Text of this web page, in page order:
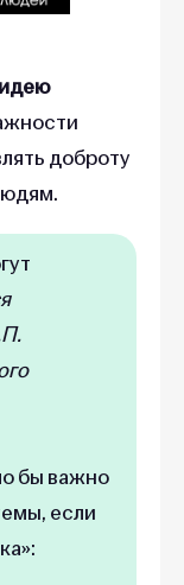
идею
доброту
бы важно
если